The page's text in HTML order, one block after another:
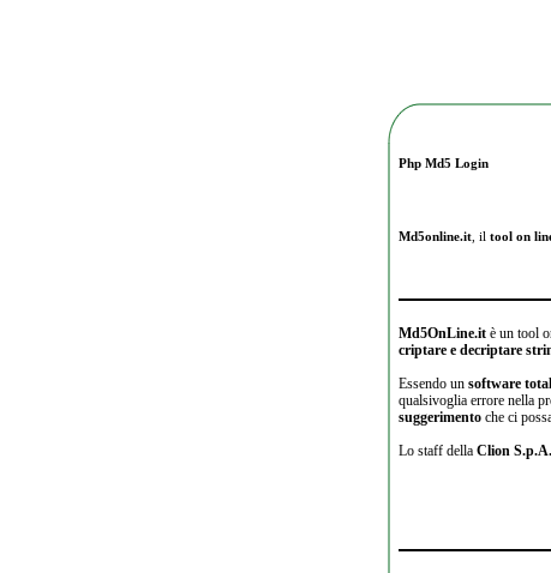
Php Md5 Login
Md5online.it, il tool on
Md5OnLine.itè un tool
criptare e decriptare
Essendo un software
qualsivoglia errore nella
suggerimentoche ci
Lo staff della Clion S.p.A.